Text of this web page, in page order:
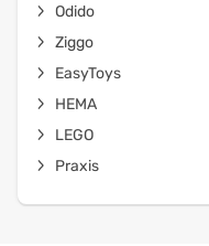
Odido
Ziggo
EasyToys
HEMA
LEGO
Praxis